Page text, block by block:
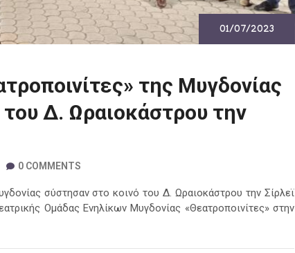
01/07/2023
της Μυγδονίας
Δ. Ωραιοκάστρου την
0 COMMENTS
σύστησαν στο κοινό του Δ. Ωραιοκάστρου την Σίρλεϊ
Ομάδας Ενηλίκων Μυγδονίας «Θεατροποινίτες» στην